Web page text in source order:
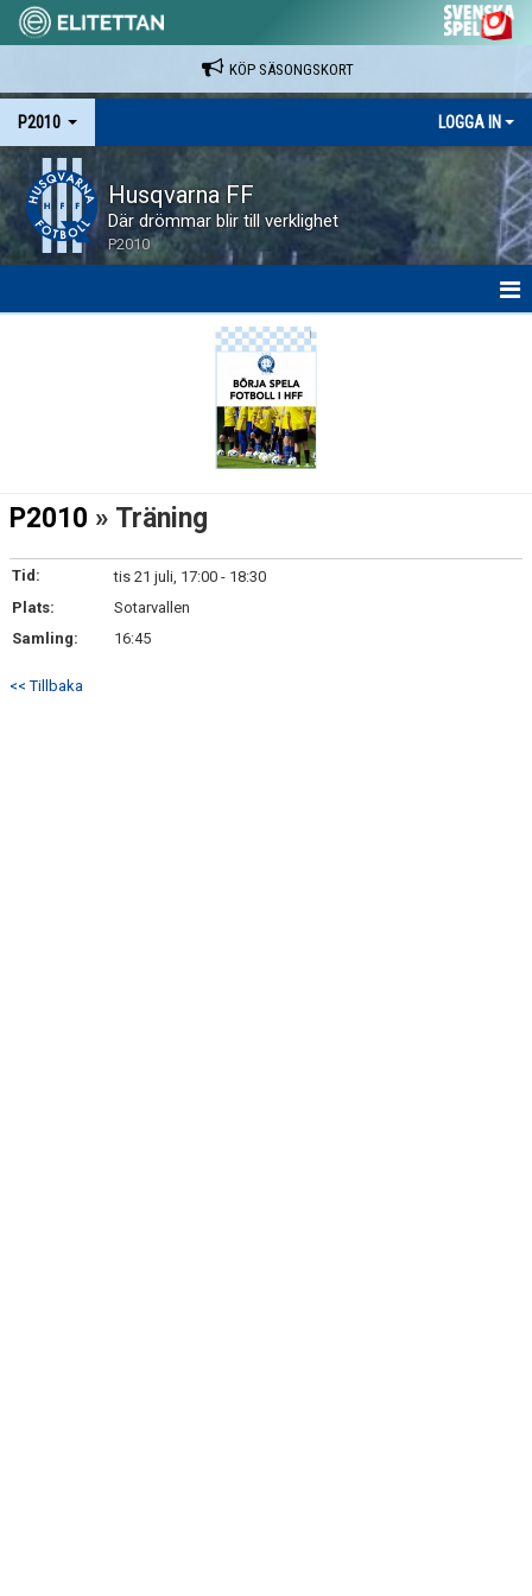
KÖP SÄSONGSKORT
P2010 LOGGA IN
Husqvarna FF
Där drömmar blir till verklighet
P2010
P2010 » Träning
Tid:
tis 21 juli, 17:00 - 18:30
Plats:
Sotarvallen
Samling:
16:45
<< Tillbaka